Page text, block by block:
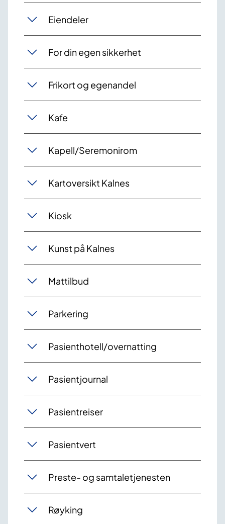
Eiendeler
For din egen sikkerhet
Frikort og egenandel
Kafe
Kapell/Seremonirom
Kartoversikt Kalnes
Kiosk
Kunst på Kalnes
Mattilbud
Parkering
Pasienthotell/overnatting
Pasientjournal
Pasientreiser
Pasientvert
Preste- og samtaletjenesten
Røyking